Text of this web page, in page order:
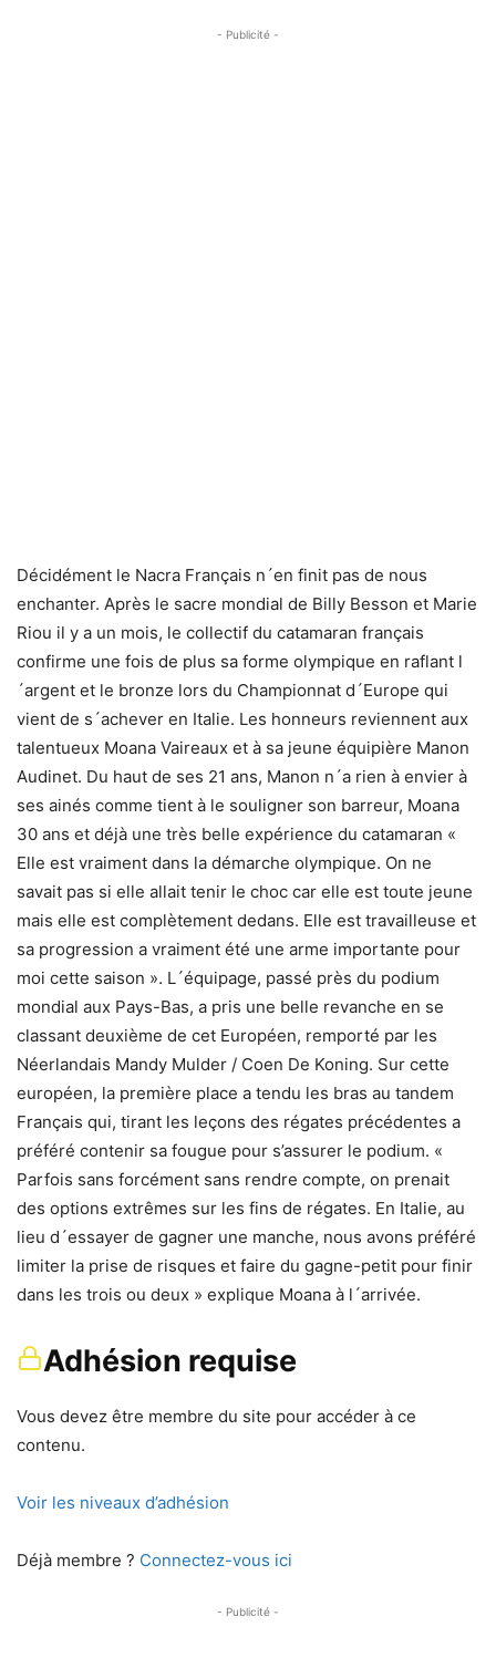
- Publicité -
Décidément le Nacra Français n´en finit pas de nous
enchanter. Après le sacre mondial de Billy Besson et Marie
Riou il y a un mois, le collectif du catamaran français
confirme une fois de plus sa forme olympique en raflant l
´argent et le bronze lors du Championnat d´Europe qui
vient de s´achever en Italie. Les honneurs reviennent aux
talentueux Moana Vaireaux et à sa jeune équipière Manon
Audinet. Du haut de ses 21 ans, Manon n´a rien à envier à
ses ainés comme tient à le souligner son barreur, Moana
30 ans et déjà une très belle expérience du catamaran «
Elle est vraiment dans la démarche olympique. On ne
savait pas si elle allait tenir le choc car elle est toute jeune
mais elle est complètement dedans. Elle est travailleuse et
sa progression a vraiment été une arme importante pour
moi cette saison ». L´équipage, passé près du podium
mondial aux Pays-Bas, a pris une belle revanche en se
classant deuxième de cet Européen, remporté par les
Néerlandais Mandy Mulder / Coen De Koning. Sur cette
européen, la première place a tendu les bras au tandem
Français qui, tirant les leçons des régates précédentes a
préféré contenir sa fougue pour s’assurer le podium. «
Parfois sans forcément sans rendre compte, on prenait
des options extrêmes sur les fins de régates. En Italie, au
lieu d´essayer de gagner une manche, nous avons préféré
limiter la prise de risques et faire du gagne-petit pour finir
dans les trois ou deux » explique Moana à l´arrivée.
Adhésion requise
Vous devez être membre du site pour accéder à ce
contenu.
Voir les niveaux d’adhésion
Déjà membre ? Connectez-vous ici
- Publicité -